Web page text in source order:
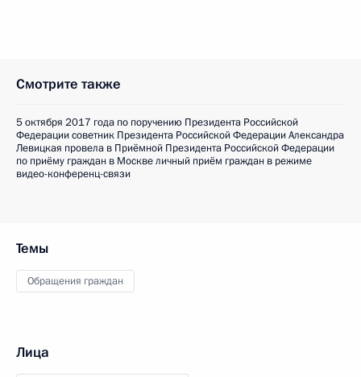
Смотрите также
5 октября 2017 года по поручению Президента Российской
Федерации советник Президента Российской Федерации Александра
Левицкая провела в Приёмной Президента Российской Федерации
по приёму граждан в Москве личный приём граждан в режиме
видео-конференц-связи
Темы
Обращения граждан
Лица